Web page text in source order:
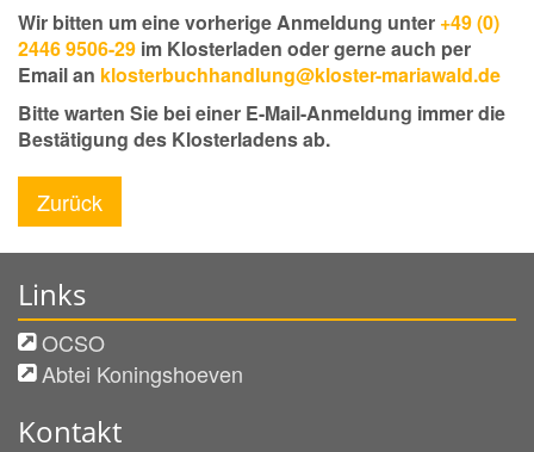
Wir bitten um eine vorherige Anmeldung unter +49 (0)
2446 9506-29 im Klosterladen oder gerne auch per
Email an klosterbuchhandlung@kloster-mariawald.de
Bitte warten Sie bei einer E-Mail-Anmeldung immer die
Bestätigung des Klosterladens ab.
Zurück
Links
OCSO
Abtei Koningshoeven
Kontakt